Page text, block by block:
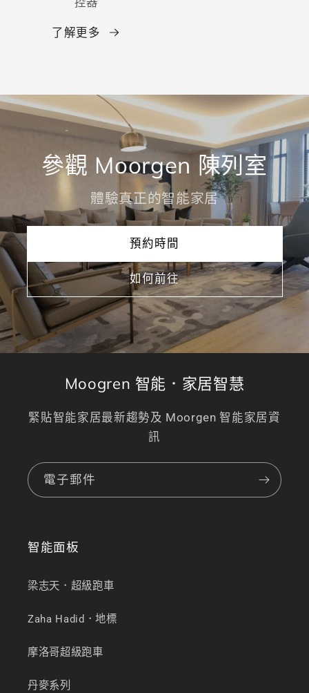
了解更多
參觀 Moorgen 陳列室
體驗真正的智能家居
預約時間
如何前往
Moogren 智能．家居智慧
緊貼智能家居最新趨勢及 Moorgen 智能家居資
訊
電子郵件
智能面板
梁志天．超級跑車
Zaha Hadid．地標
摩洛哥超級跑車
丹麥系列